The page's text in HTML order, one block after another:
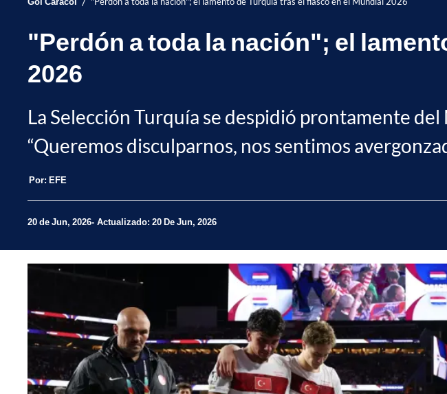
"Perdón a toda la nación"; el
2026
La Selección Turquía se despidió prontamente
“Queremos disculparnos, nos sentimos
Por: EFE
20 de Jun, 2026 Actualizado: 20 De Jun, 2026